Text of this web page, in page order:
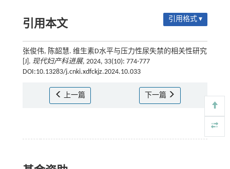
引用本文 引用格式 ▾
张俊伟, 陈韶慧. 维生素D水平与压力性尿失禁的相关性研究
[J]. 现代妇产科进展, 2024, 33(10): 774-777
DOI:10.13283/j.cnki.xdfckjz.2024.10.033
上一篇 下一篇